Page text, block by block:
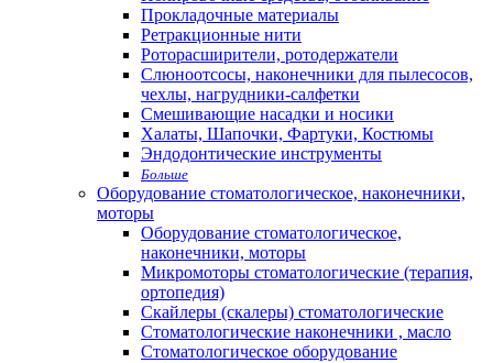
Прокладочные материалы
Ретракционные нити
Роторасширители, ротодержатели
Слюноотсосы, наконечники для пылесосов,
чехлы, нагрудники-салфетки
Смешивающие насадки и носики
Халаты, Шапочки, Фартуки, Костюмы
Эндодонтические инструменты
Больше
Оборудование стоматологическое, наконечники,
моторы
Оборудование стоматологическое,
наконечники, моторы
Микромоторы стоматологические (терапия,
ортопедия)
Скайлеры (скалеры) стоматологические
Стоматологические наконечники , масло
Стоматологическое оборудование